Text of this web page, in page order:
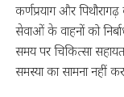
कर्णप्रयाग और
सेवाओं के वाहनों को
समय पर चिकित्सा
समस्या का सामना नहीं